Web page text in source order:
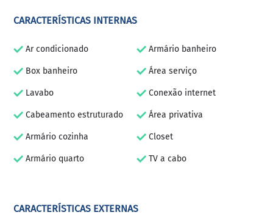
CARACTERÍSTICAS INTERNAS
Ar condicionado Armário banheiro
Box banheiro Área serviço
Lavabo Conexão internet
Cabeamento estruturado Área privativa
Armário cozinha Closet
Armário quarto TV a cabo
CARACTERÍSTICAS EXTERNAS